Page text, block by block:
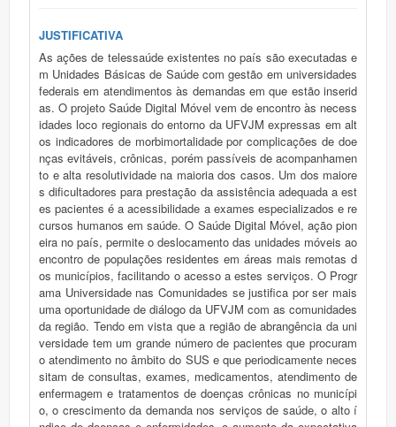
JUSTIFICATIVA
As ações de telessaúde existentes no país são executadas e
m Unidades Básicas de Saúde com gestão em universidades
federais em atendimentos às demandas em que estão inserid
as. O projeto Saúde Digital Móvel vem de encontro às necess
idades loco regionais do entorno da UFVJM expressas em alt
os indicadores de morbimortalidade por complicações de doe
nças evitáveis, crônicas, porém passíveis de acompanhamen
to e alta resolutividade na maioria dos casos. Um dos maiore
s dificultadores para prestação da assistência adequada a est
es pacientes é a acessibilidade a exames especializados e re
cursos humanos em saúde. O Saúde Digital Móvel, ação pion
eira no país, permite o deslocamento das unidades móveis ao
encontro de populações residentes em áreas mais remotas d
os municípios, facilitando o acesso a estes serviços. O Progr
ama Universidade nas Comunidades se justifica por ser mais
uma oportunidade de diálogo da UFVJM com as comunidades
da região. Tendo em vista que a região de abrangência da uni
versidade tem um grande número de pacientes que procuram
o atendimento no âmbito do SUS e que periodicamente neces
sitam de consultas, exames, medicamentos, atendimento de
enfermagem e tratamentos de doenças crônicas no municípi
o, o crescimento da demanda nos serviços de saúde, o alto í